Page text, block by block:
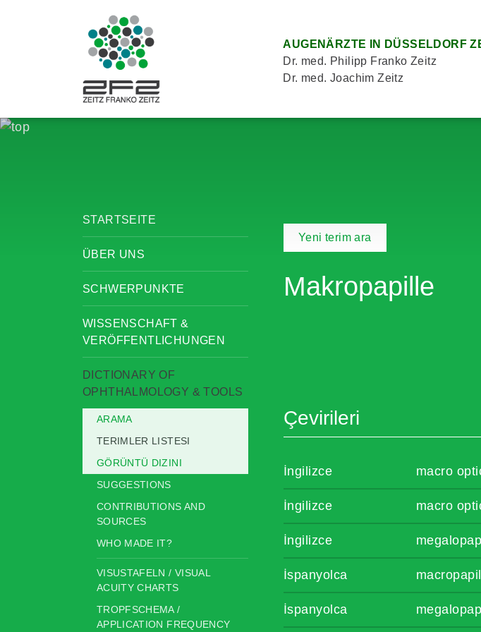
AUGENÄRZTE IN DÜSSELDORF
Dr. med. Philipp Franko Zeitz
Dr. med. Joachim Zeitz
STARTSEITE
ÜBER UNS
SCHWERPUNKTE
WISSENSCHAFT &
VERÖFFENTLICHUNGEN
DICTIONARY OF
OPHTHALMOLOGY & TOOLS
ARAMA
TERIMLER LISTESI
GÖRÜNTÜ DIZINI
SUGGESTIONS
CONTRIBUTIONS AND
SOURCES
WHO MADE IT?
VISUSTAFELN / VISUAL
ACUITY CHARTS
TROPFSCHEMA /
APPLICATION FREQUENCY
Yeni terim ara
Makropapille
Çevirileri
İngilizce macro
İngilizce macro
İngilizce
İspanyolca
İspanyolca